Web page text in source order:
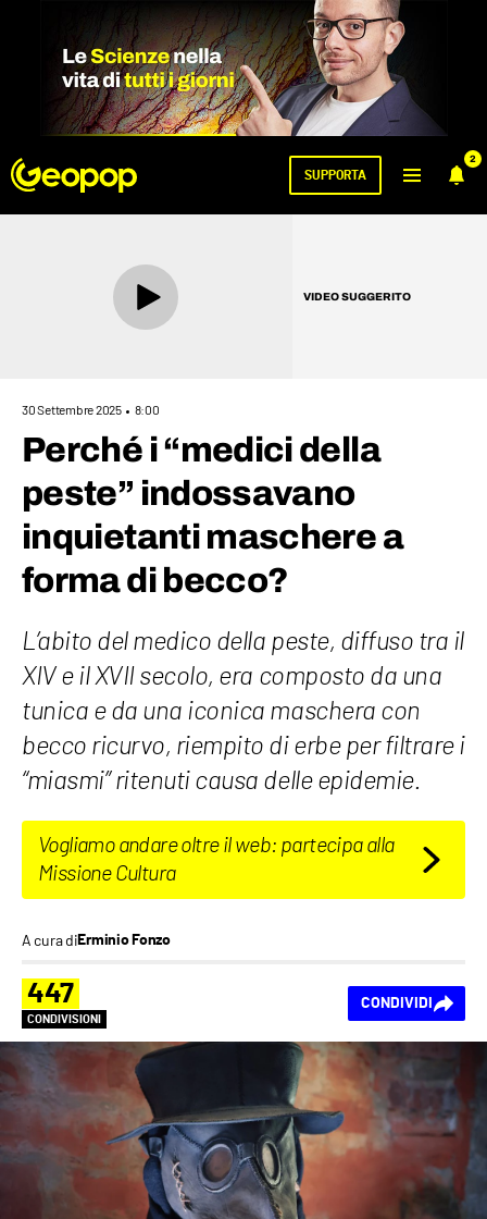
2
SUPPORTA
VIDEO SUGGERITO
30 Settembre 2025 8:00
Perché i “medici della
peste” indossavano
inquietanti maschere a
forma di becco?
L’abito del medico della peste, diffuso tra il
XIV e il XVII secolo, era composto da una
tunica e da una iconica maschera con
becco ricurvo, riempito di erbe per filtrare i
“miasmi” ritenuti causa delle epidemie.
Vogliamo andare oltre il web: partecipa alla
Missione Cultura
A cura diErminio Fonzo
447
CONDIVISIONI
CONDIVIDI